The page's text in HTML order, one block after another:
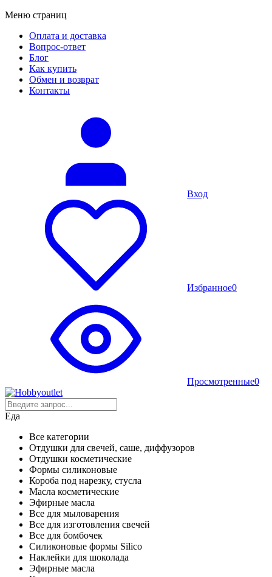
Меню страниц
Оплата и доставка
Вопрос-ответ
Блог
Как купить
Обмен и возврат
Контакты
Вход
Избранное0
Просмотренные0
Еда
Все категории
Отдушки для свечей, саше, диффузоров
Отдушки косметические
Формы силиконовые
Короба под нарезку, стусла
Масла косметические
Эфирные масла
Все для мыловарения
Все для изготовления свечей
Все для бомбочек
Силиконовые формы Silico
Наклейки для шоколада
Эфирные масла